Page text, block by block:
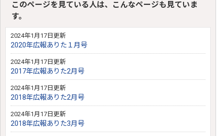
このページを見ている人は、こんなページも見ていま
す。
2024年1月17日更新
2020年広報ありた１月号
2024年1月17日更新
2017年広報ありた2月号
2024年1月17日更新
2018年広報ありた2月号
2024年1月17日更新
2018年広報ありた3月号